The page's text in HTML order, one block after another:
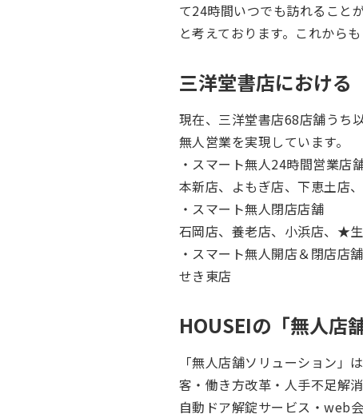
て24時間いつでも訪れること
と考えております。これから
三洋堂書店における
現在、三洋堂書店68店舗うち
無人営業を実現しています。
・スマート無人24時間営業店
本新店、よもぎ店、下恵土店
・スマート無人閉店店舗
石岡店、養老店、小浜店、★
・スマート無人開店＆閉店店舗
せき東店
HOUSEIの「無人店
「無人店舗ソリューション
客・働き方改革・人手不足解
自動ドア解錠サービス・web